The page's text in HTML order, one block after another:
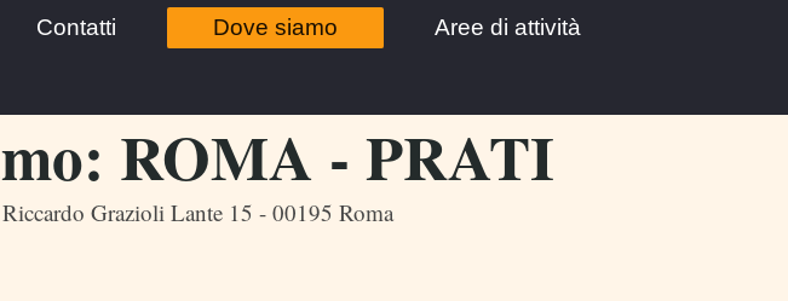
Contatti Dove siamo Aree di attività
ROMA - PRATI
Grazioli Lante 15 - 00195 Roma